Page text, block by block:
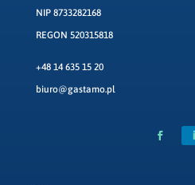
NIP 8733282168
REGON 520315818
+48 14 635 15 20
biuro@gastamo.pl